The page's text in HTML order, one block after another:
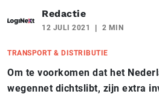
Redactie
12 JULI 2021 2 MIN
TRANSPORT & DISTRIBUTIE
Om te voorkomen dat het
wegennet dichtslibt, zijn extra